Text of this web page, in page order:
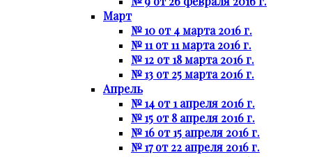
Март
№ 10 от 4 марта 2016 г.
№ 11 от 11 марта 2016 г.
№ 12 от 18 марта 2016 г.
№ 13 от 25 марта 2016 г.
Апрель
№ 14 от 1 апреля 2016 г.
№ 15 от 8 апреля 2016 г.
№ 16 от 15 апреля 2016 г.
№ 17 от 22 апреля 2016 г.